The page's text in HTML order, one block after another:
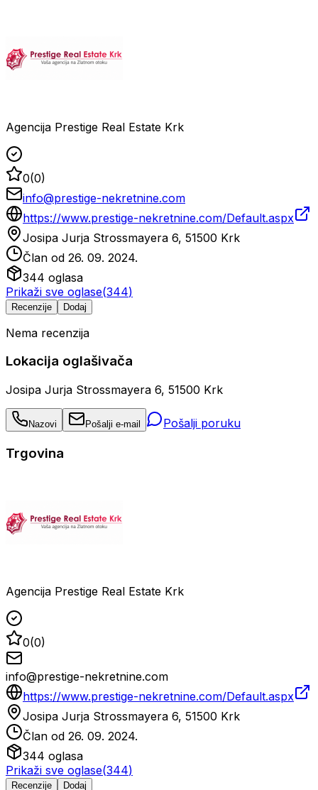
Agencija Prestige Real Estate Krk
0(0)
info@prestige-nekretnine.com
https://www.prestige-nekretnine.com/Default.aspx
Josipa Jurja Strossmayera 6, 51500 Krk
Član od 26. 09. 2024.
344 oglasa
Prikaži sve oglase(344)
Recenzije Dodaj
Nema recenzija
Lokacija oglašivača
Josipa Jurja Strossmayera 6, 51500 Krk
Nazovi Pošalji e-mail Pošalji poruku
Trgovina
Agencija Prestige Real Estate Krk
0(0)
info@prestige-nekretnine.com
https://www.prestige-nekretnine.com/Default.aspx
Josipa Jurja Strossmayera 6, 51500 Krk
Član od 26. 09. 2024.
344 oglasa
Prikaži sve oglase(344)
Recenzije Dodaj